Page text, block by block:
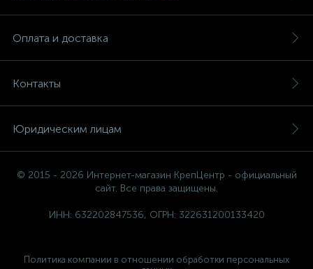
Оплата и доставка
Контакты
Юридическим лицам
© 2015 - 2026 Интернет-магазин КрепЦентр - официальный
сайт. Все права защищены.
ИНН: 632202847536, ОГРН: 322631200133420
Политика компании в отношении обработки персональных